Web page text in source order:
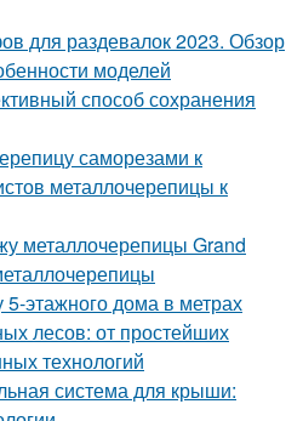
для раздевалок 2023. Обзор
моделей
способ сохранения
саморезами к
металлочерепицы к
металлочерепицы Grand
5-этажного дома в метрах
лесов: от простейших
технологий
система для крыши: